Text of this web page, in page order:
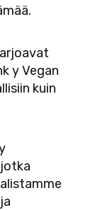
y Vegan
kuin